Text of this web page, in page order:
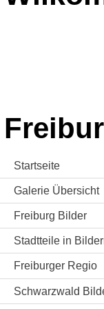
Startseite
Galerie Übersicht
Freiburg Bilder
Stadtteile in
Freiburger Regio
Schwarzwald